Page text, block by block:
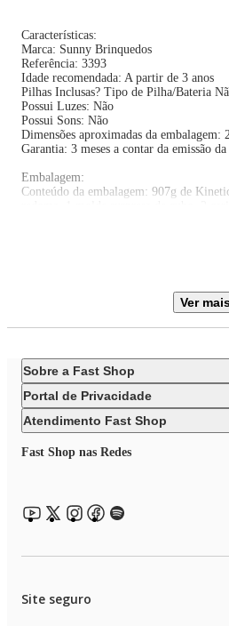
Características:
Marca: Sunny Brinquedos
Referência: 3393
Idade recomendada: A partir de 3 anos
Pilhas Inclusas? Tipo de Pilha/Bateria
Possui Luzes: Não
Possui Sons: Não
Dimensões aproximadas da
Garantia: 3 meses a contar da emissão
Embalagem:
Conteúdo da embalagem: 907g de
As cores dos objetos podem sofrer
configurações do monitor e até mesmo a
Ver
Sobre a Fast Shop
Portal de Privacidade
Atendimento Fast Shop
Fast Shop nas Redes
Site seguro